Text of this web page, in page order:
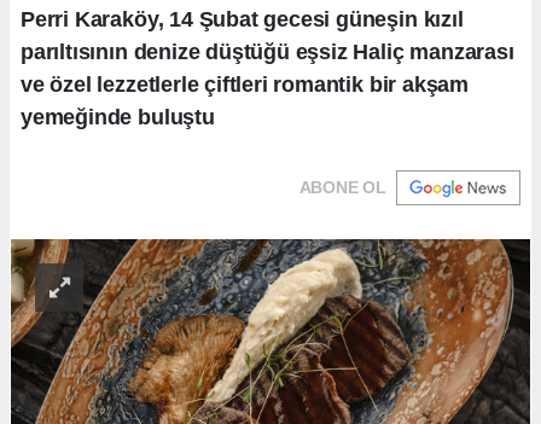
Perri Karaköy, 14 Şubat gecesi güneşin kızıl
parıltısının denize düştüğü eşsiz Haliç manzarası
ve özel lezzetlerle çiftleri romantik bir akşam
yemeğinde buluştu
ABONE OL